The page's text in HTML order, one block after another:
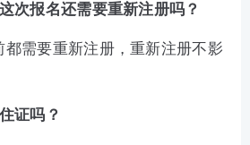
次报名还需要重新注册吗？
需要重新注册，重新注册不影
证吗？